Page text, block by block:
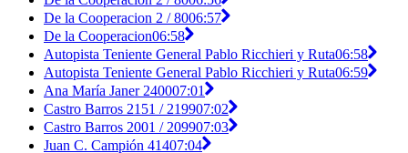
De la Cooperacion 2 / 8006:57
De la Cooperacion06:58
Autopista Teniente General Pablo Ricchieri y Ruta06:58
Autopista Teniente General Pablo Ricchieri y Ruta06:59
Ana María Janer 240007:01
Castro Barros 2151 / 219907:02
Castro Barros 2001 / 209907:03
Juan C. Campión 41407:04